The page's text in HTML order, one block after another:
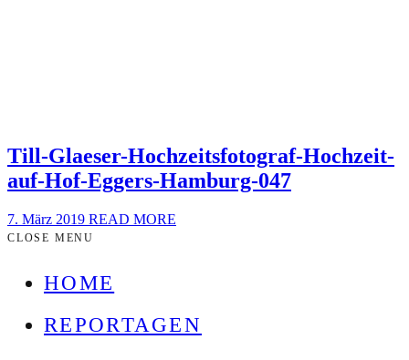
Till-Glaeser-Hochzeitsfotograf-Hochzeit-
auf-Hof-Eggers-Hamburg-047
7. März 2019 READ MORE
CLOSE MENU
HOME
REPORTAGEN